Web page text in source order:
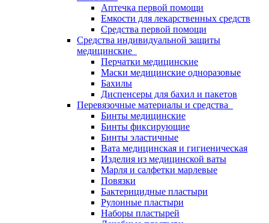
Аптечка первой помощи
Емкости для лекарственных средств
Средства первой помощи
Средства индивидуальной защиты
медицинские
Перчатки медицинские
Маски медицинские одноразовые
Бахилы
Диспенсеры для бахил и пакетов
Перевязочные материалы и средства
Бинты медицинские
Бинты фиксирующие
Бинты эластичные
Вата медицинская и гигиеническая
Изделия из медицинской ваты
Марля и салфетки марлевые
Повязки
Бактерицидные пластыри
Рулонные пластыри
Наборы пластырей